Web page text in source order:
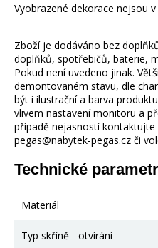
Vyobrazené dekorace nejsou v
Zboží je dodáváno bez
doplňků, spotřebičů, baterie,
Pokud není uvedeno jinak.
demontovaném stavu, dle
být i ilustrační a barva
vlivem nastavení monitoru a
případě nejasností kontaktujte
pegas@nabytek-pegas.cz či
Technické
Materiál
Typ skříně - otvírání